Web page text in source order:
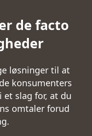
de facto
løsninger til at
konsumenters
et slag for, at du
omtaler forud